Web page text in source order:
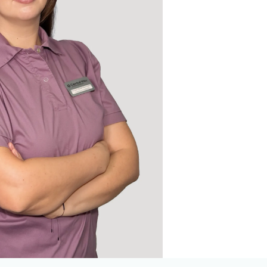
зубов
челюсти
челюсти
E-max